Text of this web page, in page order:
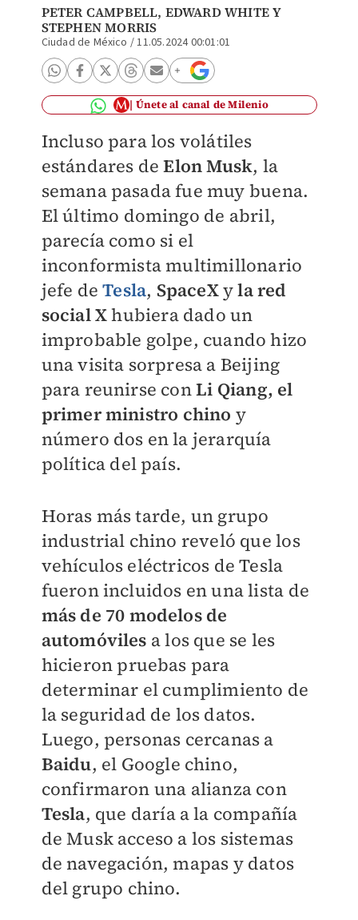
PETER CAMPBELL, EDWARD WHITE Y
STEPHEN MORRIS
Ciudad de México /11.05.2024 00:01:01
Únete al canal de Milenio
Incluso para los volátiles
estándares deElon Musk, la
semana pasada fue muy buena.
El último domingo de abril,
parecía como si el
inconformista multimillonario
jefe deTesla, SpaceXyla red
social Xhubiera dado un
improbable golpe, cuando hizo
una visita sorpresa a Beijing
para reunirse conLi Qiang, el
primer ministro chino y
número dos en la jerarquía
política del país.
Horas más tarde, un grupo
industrial chino reveló que los
vehículos eléctricos de Tesla
fueron incluidos en una lista de
más de 70 modelos de
automóviles a los que se les
hicieron pruebas para
determinar el cumplimiento de
la seguridad de los datos.
Luego, personas cercanas a
Baidu, el Google chino,
confirmaron una alianza con
Tesla, que daría a la compañía
de Musk acceso a los sistemas
de navegación, mapas y datos
del grupo chino.